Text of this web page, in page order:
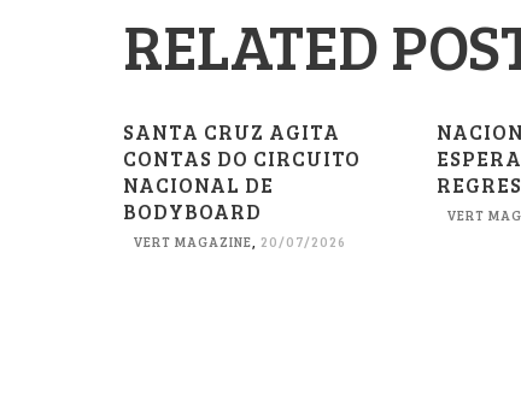
RELATED
SANTA CRUZ AGITA
CONTAS DO CIRCUITO
NACIONAL DE
BODYBOARD
VERT MAGAZINE 20/07/2026
VERT